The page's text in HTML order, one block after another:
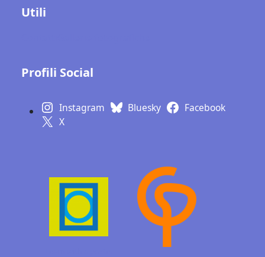
Utili
Profili Social
Instagram Bluesky
Facebook
X